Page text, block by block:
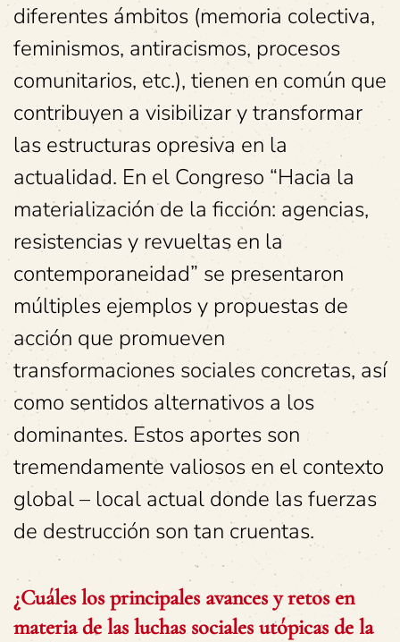
diferentes ámbitos (memoria colectiva,
feminismos, antiracismos, procesos
comunitarios, etc.), tienen en común que
contribuyen a visibilizar y transformar
las estructuras opresiva en la
actualidad. En el Congreso “Hacia la
materialización de la ficción: agencias,
resistencias y revueltas en la
contemporaneidad” se presentaron
múltiples ejemplos y propuestas de
acción que promueven
transformaciones sociales concretas, así
como sentidos alternativos a los
dominantes. Estos aportes son
tremendamente valiosos en el contexto
global – local actual donde las fuerzas
de destrucción son tan cruentas.
¿Cuáles los principales avances y retos en
materia de las luchas sociales utópicas de la